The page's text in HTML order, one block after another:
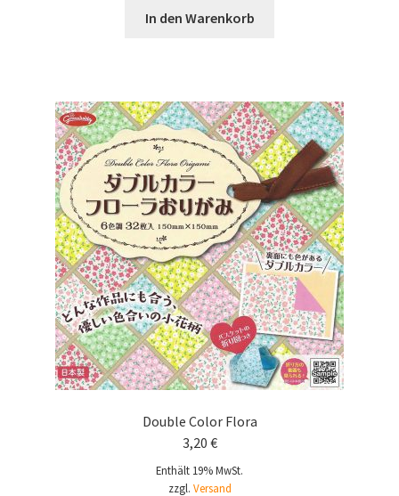
In den Warenkorb
Double Color Flora
3,20 €
Enthält 19% MwSt.
zzgl. Versand